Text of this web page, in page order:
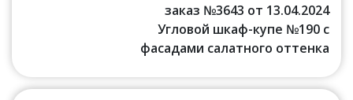
заказ №3643 от 13.04.2024
Угловой шкаф-купе №190 с
фасадами салатного оттенка